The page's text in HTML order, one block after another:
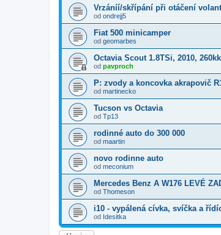
Vrzáníí/skřípání při otáčení
od ondrejj5
Fiat 500 minicamper
od geomarbes
Octavia Scout 1.8TSi, 2010,
od pavproch
P: zvody a koncovka akrapovič
od martinecko
Tucson vs Octavia
od Tp13
rodinné auto do 300 000
od maartin
novo rodinne auto
od meconium
Mercedes Benz A W176 LEVÉ
od Thomeson
i10 - vypálená cívka, svíčka a
od Idesitka